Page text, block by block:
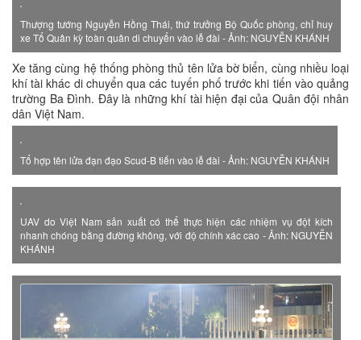
Thượng tướng Nguyễn Hồng Thái, thứ trưởng Bộ Quốc phòng, chỉ huy
xe Tổ Quân kỳ toàn quân di chuyển vào lễ đài - Ảnh: NGUYỄN KHÁNH
Xe tăng cùng hệ thống phòng thủ tên lửa bờ biển, cùng nhiều loại
khí tài khác di chuyển qua các tuyến phố trước khi tiến vào quảng
trường Ba Đình. Đây là những khí tài hiện đại của Quân đội nhân
dân Việt Nam.
Tổ hợp tên lửa đạn đạo Scud-B tiến vào lễ đài - Ảnh: NGUYỄN KHÁNH
UAV do Việt Nam sản xuất có thể thực hiện các nhiệm vụ đột kích
nhanh chóng bằng đường không, với độ chính xác cao - Ảnh: NGUYỄN
KHÁNH